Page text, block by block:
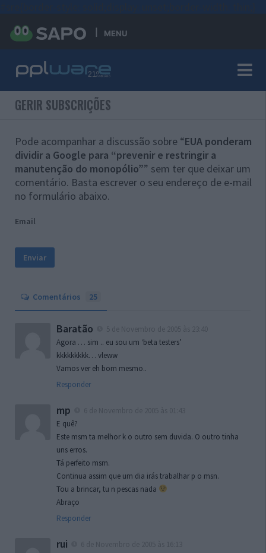
MENU
GERIR SUBSCRIÇÕES
Pode acompanhar a discussão sobre “EUA ponderam
dividir a Google para “prevenir e restringir a
manutenção do monopólio”” sem ter que deixar um
comentário. Basta escrever o seu endereço de e-mail
no formulário abaixo.
Email
Comentários 25
Baratão
Agora … sim .. eu sou um ‘beta testers’
kkkkkkkkk… vleww
Vamos ver eh bom mesmo..
Responder
mp
E quê?
Este msm ta melhor k o outro sem duvida. O outro tinha
uns erros.
Tá perfeito msm.
Continua assim que um dia irás trabalhar p o msn.
Tou a brincar, tu n pescas nada
Abraço
Responder
rui